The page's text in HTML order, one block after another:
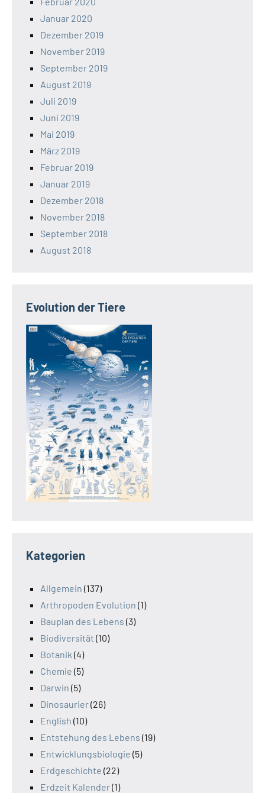
Januar 2020
Dezember 2019
November 2019
September 2019
August 2019
Juli 2019
Juni 2019
Mai 2019
März 2019
Februar 2019
Januar 2019
Dezember 2018
November 2018
September 2018
August 2018
Evolution der Tiere
Kategorien
Allgemein (137)
Arthropoden Evolution (1)
Bauplan des Lebens (3)
Biodiversität (10)
Botanik (4)
Chemie (5)
Darwin (5)
Dinosaurier(26)
English (10)
Entstehung des Lebens (19)
Entwicklungsbiologie (5)
Erdgeschichte (22)
Erdzeit Kalender(1)